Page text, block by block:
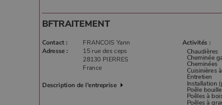
BFTRAITEMENT
Contact :
FRANCOIS Yann
Adresse :
15 rue des ceps
28130 PIERRES
France
Description de l'entreprise
Activités :Google
Google
VISITOR_INFO1_LIVE
__Secure-ROLLOUT_TOKEN
pabk_ses.1.d14a